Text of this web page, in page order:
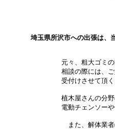
埼玉県所沢市への出張は、
元々、粗大ゴミ
相談の際には、
受付けさせて頂
植木屋さんの分
電動チェンソー
また、解体業者